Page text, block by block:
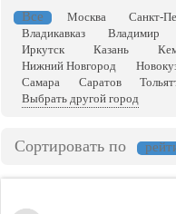
Все Москва Санкт-
Владикавказ
Владимир
Иркутск
Казань
Нижний Новгород
Самара
Саратов
Выбрать другой город
Сортировать по